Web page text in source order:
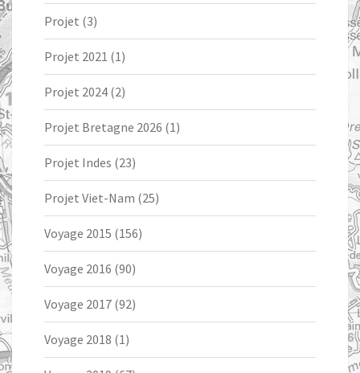
Projet (3)
Projet 2021 (1)
Projet 2024 (2)
Projet Bretagne 2026 (1)
Projet Indes (23)
Projet Viet-Nam (25)
Voyage 2015 (156)
Voyage 2016 (90)
Voyage 2017 (92)
Voyage 2018 (1)